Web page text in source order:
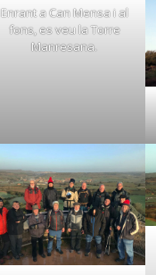
Enrant a Can Mensa i al
fons, es veu la Torre
Manresana.